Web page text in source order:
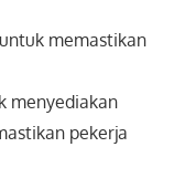
memastikan
menyediakan
pekerja